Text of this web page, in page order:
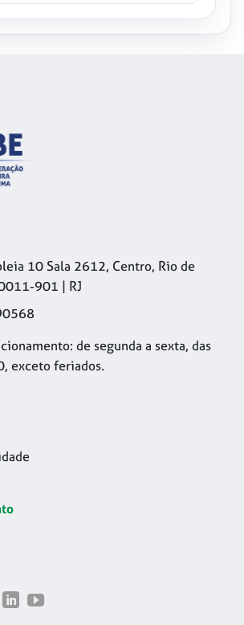
10 Sala 2612, Centro, Rio de
901 | RJ
de segunda a sexta, das
exceto feriados.